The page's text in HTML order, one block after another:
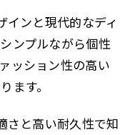
インと現代的なディ
ンプルながら個性
ッション性の高い
ます。
さと高い耐久性で知